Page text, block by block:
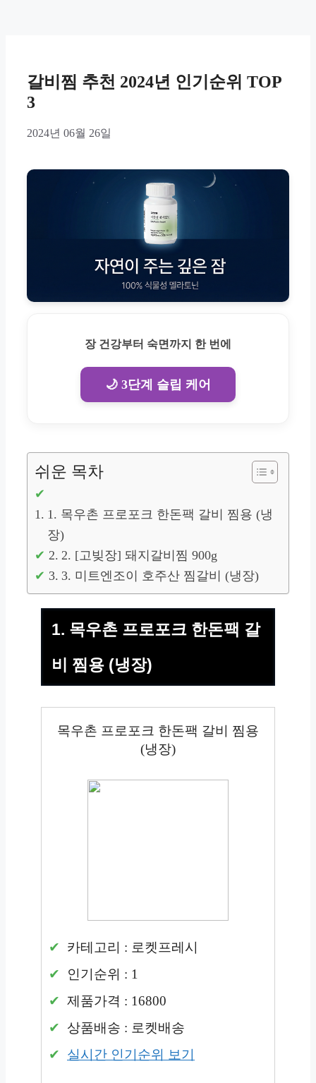
갈비찜 추천 2024년 인기순위 TOP
3
2024년 06월 26일
장 건강부터 숙면까지 한 번에
🌙 3단계 슬립 케어
쉬운 목차
1. 목우촌 프로포크 한돈팩 갈비 찜용 (냉
장)
2. [고빚장] 돼지갈비찜 900g
3. 미트엔조이 호주산 찜갈비 (냉장)
1. 목우촌 프로포크 한돈팩 갈
비 찜용 (냉장)
목우촌 프로포크 한돈팩 갈비 찜용
(냉장)
카테고리 : 로켓프레시
인기순위 : 1
제품가격 : 16800
상품배송 : 로켓배송
실시간 인기순위 보기